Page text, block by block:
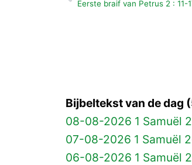
Eerste braif van Petrus 2 : 11-
Bijbeltekst van de dag
08-08-2026 1 Samuël
07-08-2026 1 Samuël
06-08-2026 1 Samuël